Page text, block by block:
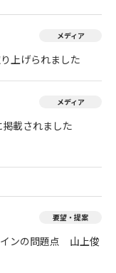
メディア
上げられました
メディア
載されました
要望・提案
インの問題点 山上俊